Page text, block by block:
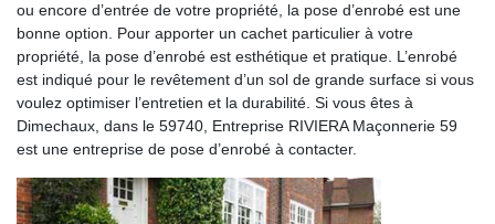
ou encore d’entrée de votre propriété, la pose d’enrobé est une
bonne option. Pour apporter un cachet particulier à votre
propriété, la pose d’enrobé est esthétique et pratique. L’enrobé
est indiqué pour le revêtement d’un sol de grande surface si vous
voulez optimiser l’entretien et la durabilité. Si vous êtes à
Dimechaux, dans le 59740, Entreprise RIVIERA Maçonnerie 59
est une entreprise de pose d’enrobé à contacter.